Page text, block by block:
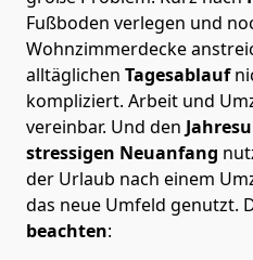
Fußboden verlegen und
Wohnzimmerdecke
alltäglichen Tagesablauf
kompliziert. Arbeit und
vereinbar. Und den
stressigen Neuanfang
der Urlaub nach einem
das neue Umfeld genutzt.
beachten: